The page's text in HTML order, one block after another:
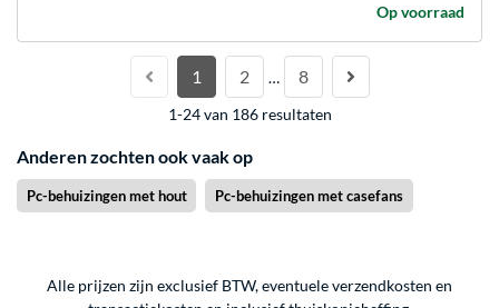
Op voorraad
1 2 … 8
1-24 van 186 resultaten
Anderen zochten ook vaak op
Pc-behuizingen met hout Pc-behuizingen met casefans
Alle prijzen zijn exclusief BTW, eventuele verzendkosten en